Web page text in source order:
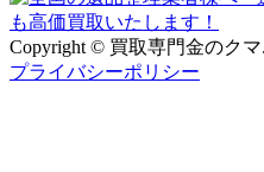
Copyright © 買取専門金のクマ
プライバシーポリシー